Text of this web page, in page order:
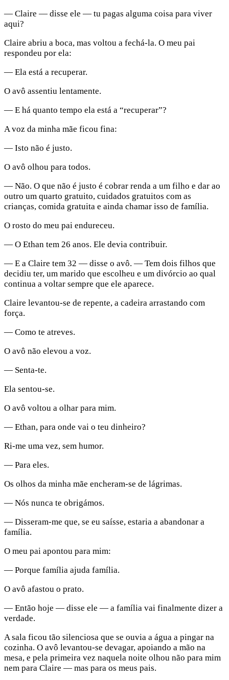
— Claire — disse ele — tu pagas alguma coisa para viver
aqui?
Claire abriu a boca, mas voltou a fechá-la. O meu pai
respondeu por ela:
— Ela está a recuperar.
O avô assentiu lentamente.
— E há quanto tempo ela está a “recuperar”?
A voz da minha mãe ficou fina:
— Isto não é justo.
O avô olhou para todos.
— Não. O que não é justo é cobrar renda a um filho e dar ao
outro um quarto gratuito, cuidados gratuitos com as
crianças, comida gratuita e ainda chamar isso de família.
O rosto do meu pai endureceu.
— O Ethan tem 26 anos. Ele devia contribuir.
— E a Claire tem 32 — disse o avô. — Tem dois filhos que
decidiu ter, um marido que escolheu e um divórcio ao qual
continua a voltar sempre que ele aparece.
Claire levantou-se de repente, a cadeira arrastando com
força.
— Como te atreves.
O avô não elevou a voz.
— Senta-te.
Ela sentou-se.
O avô voltou a olhar para mim.
— Ethan, para onde vai o teu dinheiro?
Ri-me uma vez, sem humor.
— Para eles.
Os olhos da minha mãe encheram-se de lágrimas.
— Nós nunca te obrigámos.
— Disseram-me que, se eu saísse, estaria a abandonar a
família.
O meu pai apontou para mim:
— Porque família ajuda família.
O avô afastou o prato.
— Então hoje — disse ele — a família vai finalmente dizer a
verdade.
A sala ficou tão silenciosa que se ouvia a água a pingar na
cozinha. O avô levantou-se devagar, apoiando a mão na
mesa, e pela primeira vez naquela noite olhou não para mim
nem para Claire — mas para os meus pais.